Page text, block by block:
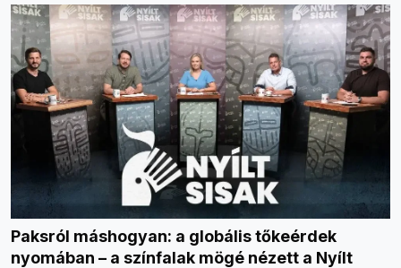
Paksról máshogyan: a globális tőkeérdek
nyomában – a színfalak mögé nézett a Nyílt